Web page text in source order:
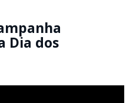
Dia dos